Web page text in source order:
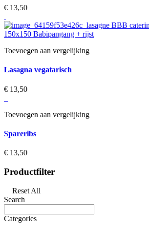
€ 13,50‎
Toevoegen aan vergelijking
Lasagna vegatarisch
€ 13,50‎
Toevoegen aan vergelijking
Spareribs
€ 13,50‎
Productfilter
Reset All
Search
Categories